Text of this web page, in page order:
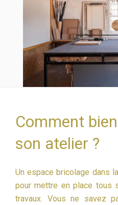
Comment
son atelier ?
Un espace bricolage dans
pour mettre en place tous
travaux. Vous ne savez